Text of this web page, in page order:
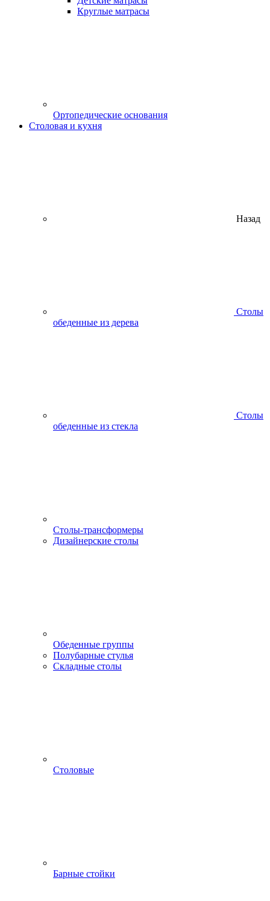
Круглые матрасы
Ортопедические основания
Столовая и кухня
Назад
Столы
обеденные из дерева
Столы
обеденные из стекла
Столы-трансформеры
Дизайнерские столы
Обеденные группы
Полубарные стулья
Складные столы
Столовые
Барные стойки